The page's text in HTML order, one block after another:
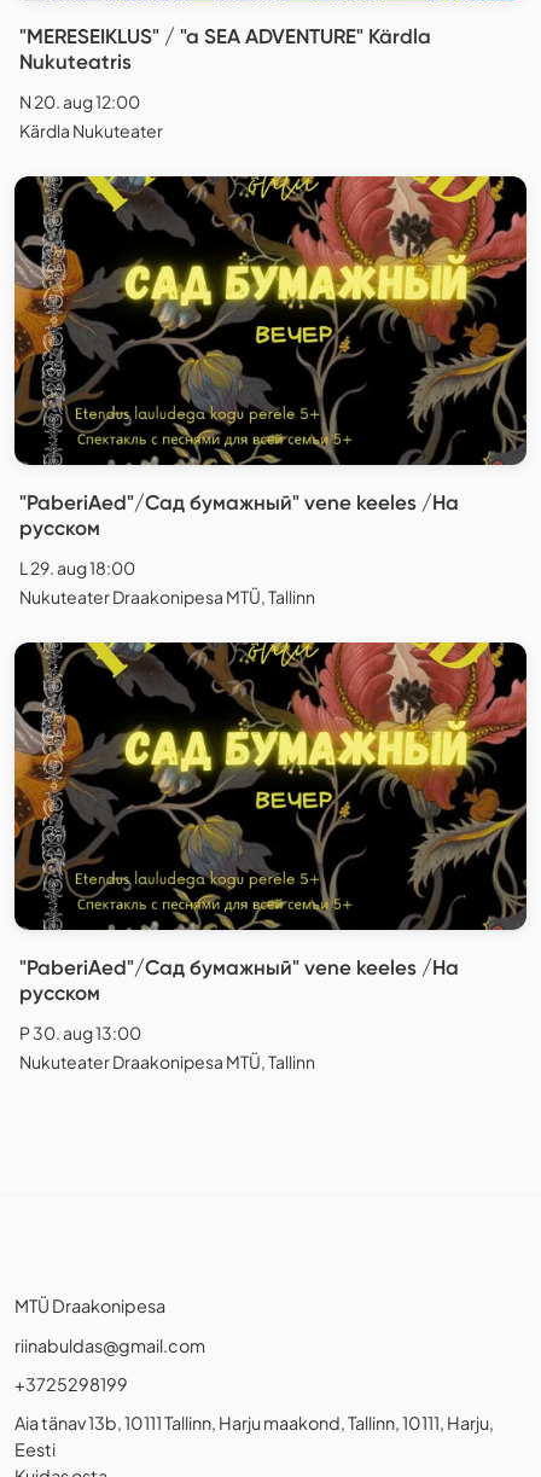
"MERESEIKLUS" / "a SEA ADVENTURE" Kärdla
Nukuteatris
N 20. aug 12:00
Kärdla Nukuteater
"PaberiAed"/Сад бумажный" vene keeles /На
русском
L 29. aug 18:00
Nukuteater Draakonipesa MTÜ, Tallinn
"PaberiAed"/Сад бумажный" vene keeles /На
русском
P 30. aug 13:00
Nukuteater Draakonipesa MTÜ, Tallinn
MTÜ Draakonipesa
riinabuldas@gmail.com
+3725298199
Aia tänav 13b, 10111 Tallinn, Harju maakond, Tallinn, 10111, Harju,
Eesti